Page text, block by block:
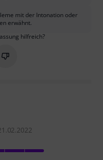
mit der Intonation oder
erwähnt.
hilfreich?
Sie diese
Markieren Sie diese